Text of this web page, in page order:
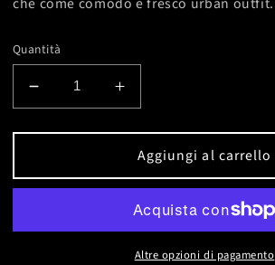
Quantità
Diminuisci
quantità
per
Shirt
Cotone
MYCA,
Aumenta
quantità
per
Shirt
Cotone
Organico
MYCA,
Nera
Aggiungi al carrello
Altre opzioni di pagamento